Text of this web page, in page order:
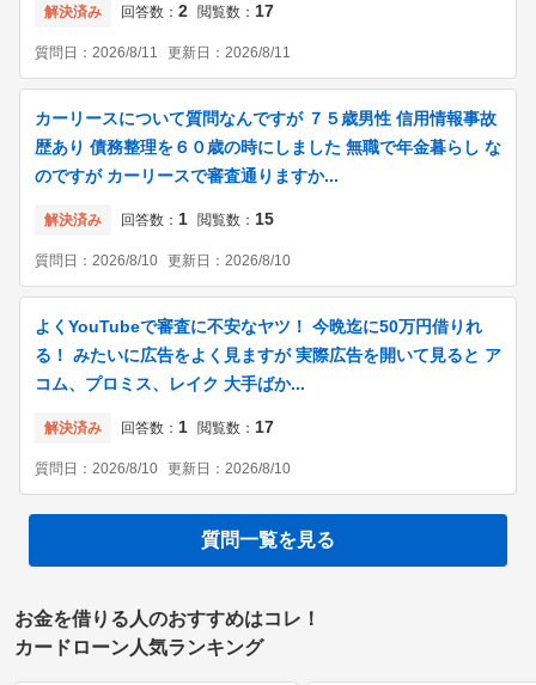
解決済み 回答数： 2 閲覧数： 17
質問日： 2026/8/11 更新日： 2026/8/11
カーリースについて質問なんですが ７５歳男性 信用情報事故
歴あり 債務整理を６０歳の時にしました 無職で年金暮らし な
のですが カーリースで審査通りますか...
解決済み 回答数： 1 閲覧数： 15
質問日： 2026/8/10 更新日： 2026/8/10
よくYouTubeで審査に不安なヤツ！ 今晩迄に50万円借りれ
る！ みたいに広告をよく見ますが 実際広告を開いて見ると ア
コム、プロミス、レイク 大手ばか...
解決済み 回答数： 1 閲覧数： 17
質問日： 2026/8/10 更新日： 2026/8/10
質問一覧を見る
お金を借りる人のおすすめはコレ！
カードローン人気ランキング